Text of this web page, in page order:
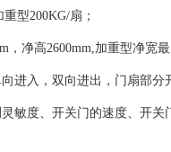
型200KG/扇；
净高2600mm,加重型净宽
进入，双向进出，门扇部
敏度、开关门的速度、开